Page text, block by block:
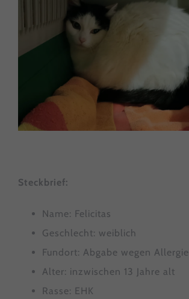
Steckbrief:
Name: Felicitas
Geschlecht: weiblich
Fundort: Abgabe wegen Allergie
Alter: inzwischen 13 Jahre alt
Rasse: EHK